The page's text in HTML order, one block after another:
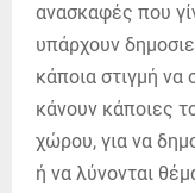
ανασκαφές που
υπάρχουν
κάποια στιγμή να
κάνουν κάποιες
χώρου, για να
ή να λύνονται